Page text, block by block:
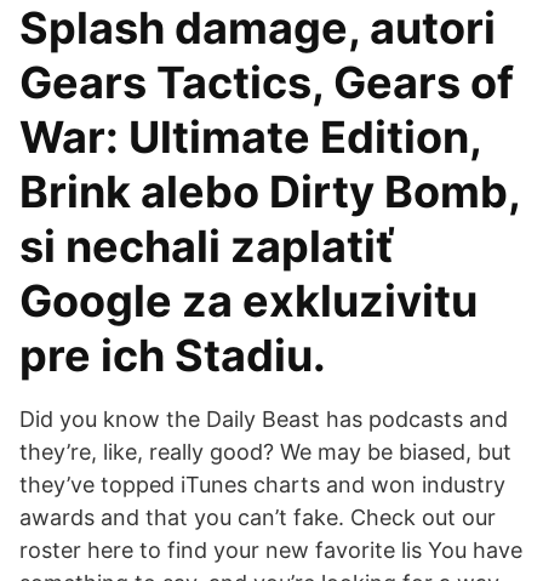
Splash damage, autori
Gears Tactics, Gears of
War: Ultimate Edition,
Brink alebo Dirty Bomb,
si nechali zaplatiť
Google za exkluzivitu
pre ich Stadiu.
Did you know the Daily Beast has podcasts and
they’re, like, really good? We may be biased, but
they’ve topped iTunes charts and won industry
awards and that you can’t fake. Check out our
roster here to find your new favorite lis You have